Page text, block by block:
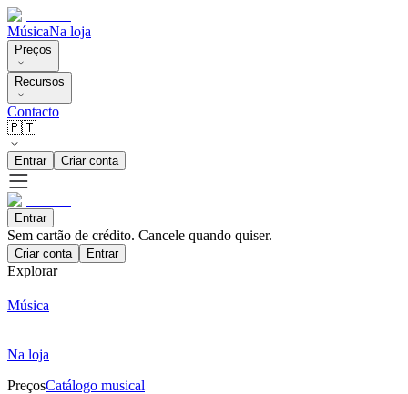
MúsicaNa loja
Preços
Recursos
Contacto
🇵🇹
Entrar Criar conta
Entrar
Sem cartão de crédito. Cancele quando quiser.
Criar conta Entrar
Explorar
Música
Na loja
PreçosCatálogo musical